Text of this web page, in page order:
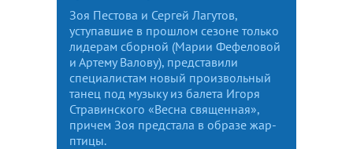
Зоя Пестова и Сергей Лагутов,
уступавшие в прошлом сезоне только
лидерам сборной (Марии Фефеловой
и Артему Валову), представили
специалистам новый произвольный
танец под музыку из балета Игоря
Стравинского «Весна священная»,
причем Зоя предстала в образе жар-
птицы.